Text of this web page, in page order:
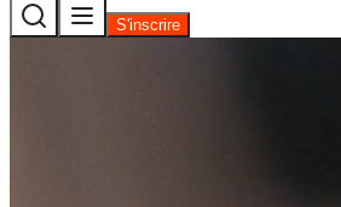
S'inscrire